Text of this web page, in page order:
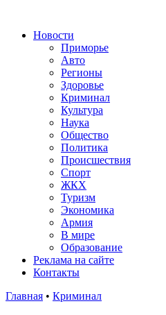
Новости
Приморье
Авто
Регионы
Здоровье
Криминал
Культура
Наука
Общество
Политика
Происшествия
Спорт
ЖКХ
Туризм
Экономика
Армия
В мире
Образование
Реклама на сайте
Контакты
Главная • Криминал